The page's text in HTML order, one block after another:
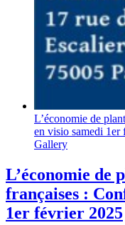
L’économie de
en visio samedi 1er
Gallery
L’économie de
françaises :
1er février 2025